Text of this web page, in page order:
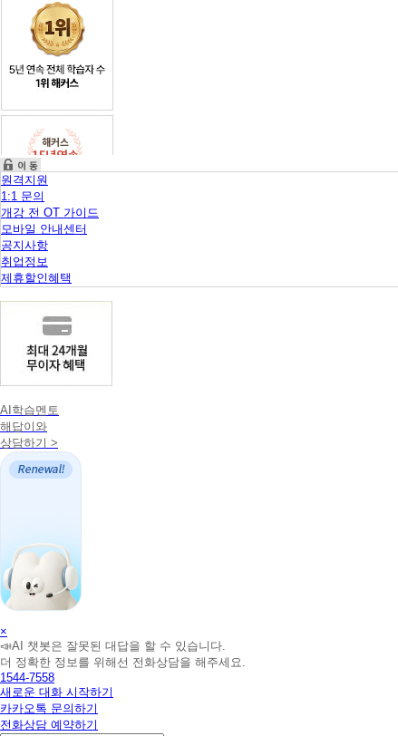
원격지원
1:1 문의
개강 전 OT 가이드
모바일 안내센터
공지사항
취업정보
제휴할인혜택
AI학습멘토
해답이와
상담하기 >
AI
학
습
멘
토
해
×
📣AI 챗봇은 잘못된 대답을 할 수 있습니다.
더 정확한 정보를 위해선 전화상담을 해주세요.
1544-7558
새로운 대화 시작하기
카카오톡 문의하기
전화상담 예약하기